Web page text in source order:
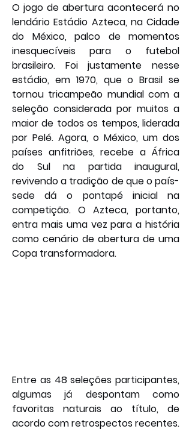
O jogo de abertura acontecerá no
lendário Estádio Azteca, na Cidade
do México, palco de momentos
inesquecíveis para o futebol
brasileiro. Foi justamente nesse
estádio, em 1970, que o Brasil se
tornou tricampeão mundial com a
seleção considerada por muitos a
maior de todos os tempos, liderada
por Pelé. Agora, o México, um dos
países anfitriões, recebe a África
do Sul na partida inaugural,
revivendo a tradição de que o país-
sede dá o pontapé inicial na
competição. O Azteca, portanto,
entra mais uma vez para a história
como cenário de abertura de uma
Copa transformadora.
Entre as 48 seleções participantes,
algumas já despontam como
favoritas naturais ao título, de
acordo com retrospectos recentes.